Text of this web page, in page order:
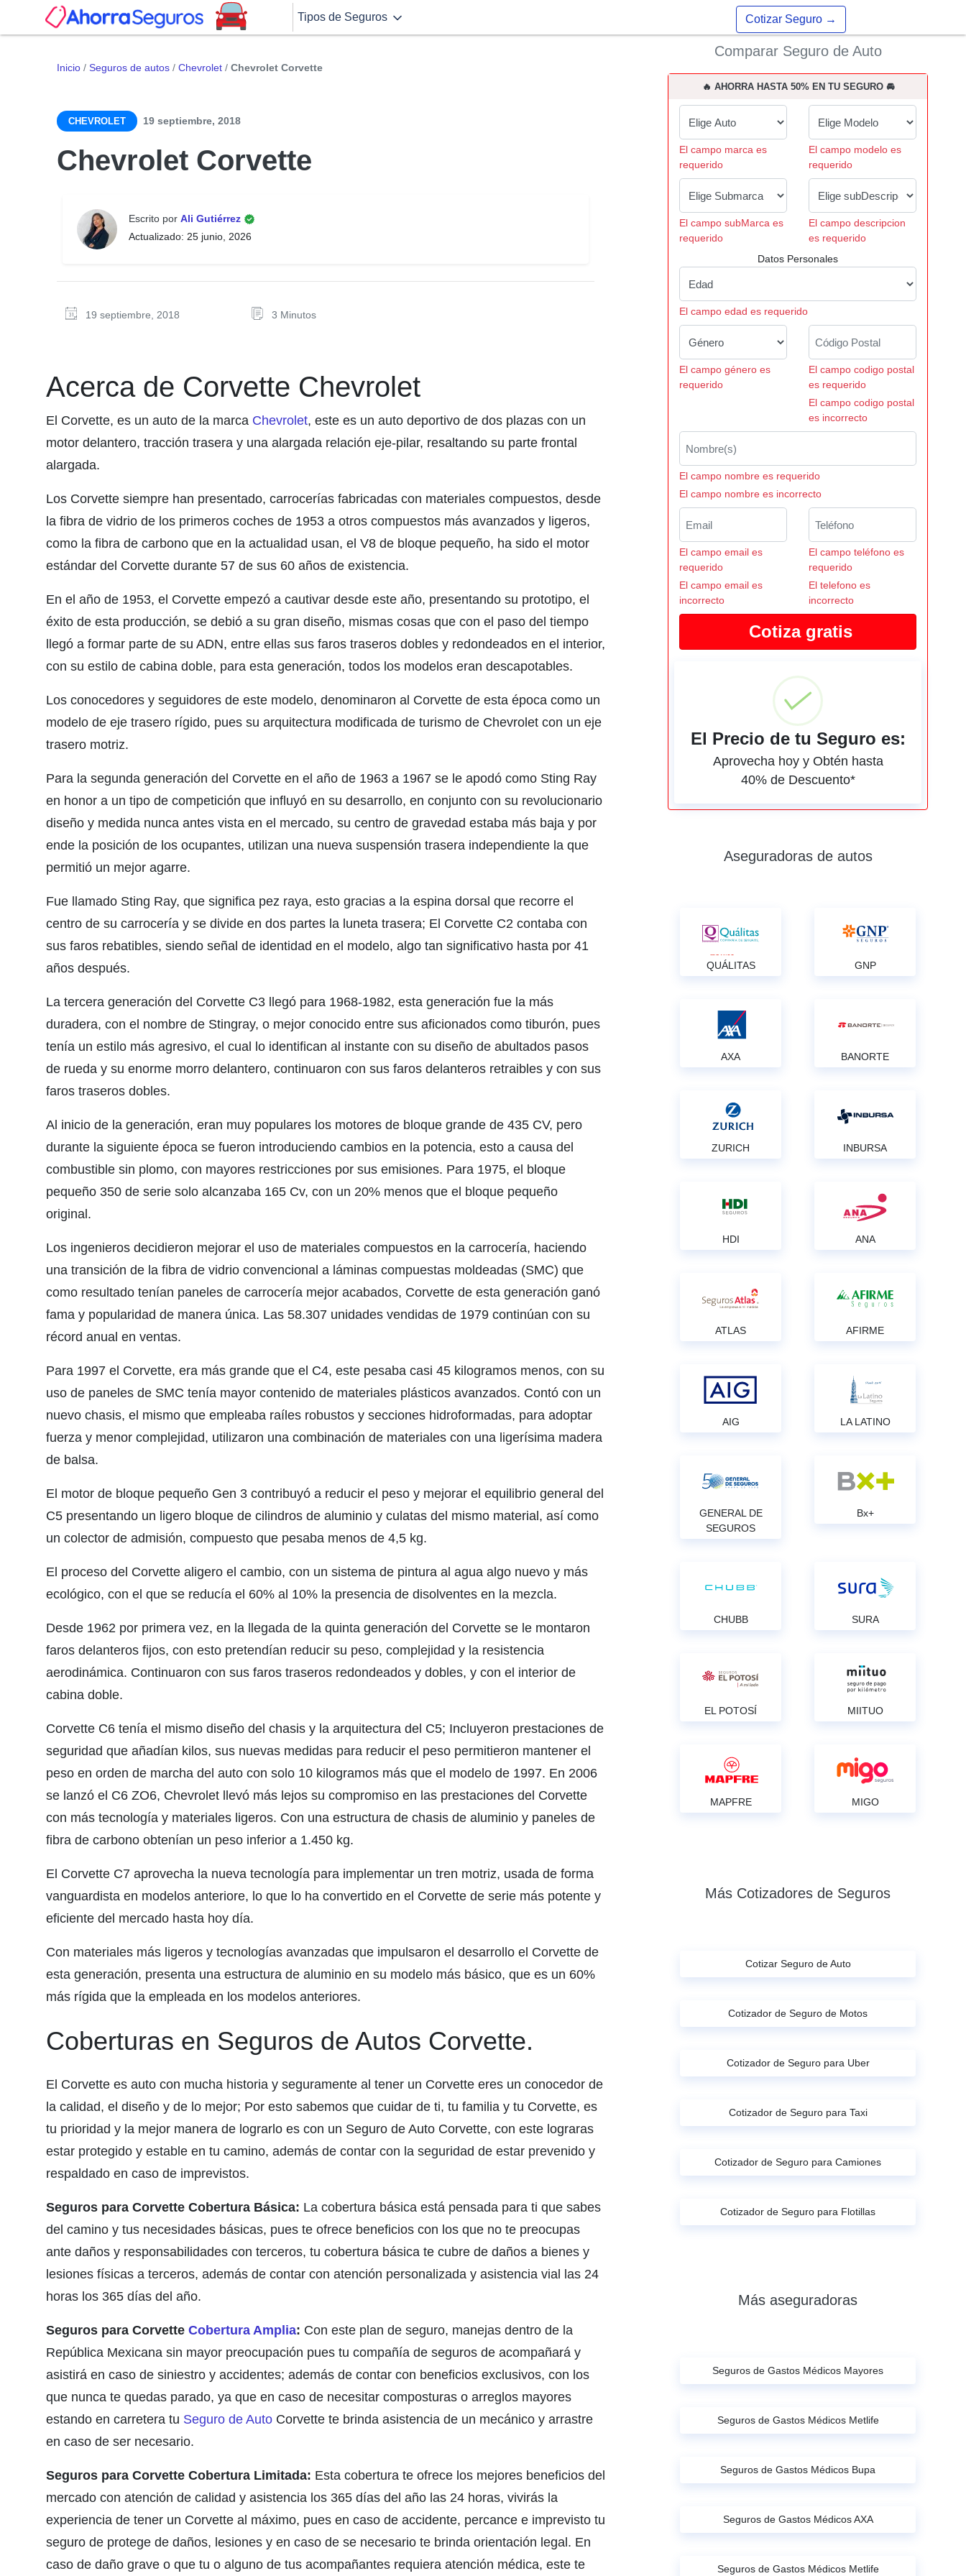
Tipos de Seguros Cotizar Seguro →
Inicio / Seguros de autos / Chevrolet / Chevrolet Corvette
CHEVROLET 19 septiembre, 2018
Chevrolet Corvette
Escrito por Ali Gutiérrez
Actualizado: 25 junio, 2026
19 septiembre, 2018 3 Minutos
Acerca de Corvette Chevrolet
El Corvette, es un auto de la marca Chevrolet, este es un auto deportivo de dos plazas con un
motor delantero, tracción trasera y una alargada relación eje-pilar, resaltando su parte frontal
alargada.
Los Corvette siempre han presentado, carrocerías fabricadas con materiales compuestos, desde
la fibra de vidrio de los primeros coches de 1953 a otros compuestos más avanzados y ligeros,
como la fibra de carbono que en la actualidad usan, el V8 de bloque pequeño, ha sido el motor
estándar del Corvette durante 57 de sus 60 años de existencia.
En el año de 1953, el Corvette empezó a cautivar desde este año, presentando su prototipo, el
éxito de esta producción, se debió a su gran diseño, mismas cosas que con el paso del tiempo
llegó a formar parte de su ADN, entre ellas sus faros traseros dobles y redondeados en el interior,
con su estilo de cabina doble, para esta generación, todos los modelos eran descapotables.
Los conocedores y seguidores de este modelo, denominaron al Corvette de esta época como un
modelo de eje trasero rígido, pues su arquitectura modificada de turismo de Chevrolet con un eje
trasero motriz.
Para la segunda generación del Corvette en el año de 1963 a 1967 se le apodó como Sting Ray
en honor a un tipo de competición que influyó en su desarrollo, en conjunto con su revolucionario
diseño y medida nunca antes vista en el mercado, su centro de gravedad estaba más baja y por
ende la posición de los ocupantes, utilizan una nueva suspensión trasera independiente la que
permitió un mejor agarre.
Fue llamado Sting Ray, que significa pez raya, esto gracias a la espina dorsal que recorre el
centro de su carrocería y se divide en dos partes la luneta trasera; El Corvette C2 contaba con
sus faros rebatibles, siendo señal de identidad en el modelo, algo tan significativo hasta por 41
años después.
La tercera generación del Corvette C3 llegó para 1968-1982, esta generación fue la más
duradera, con el nombre de Stingray, o mejor conocido entre sus aficionados como tiburón, pues
tenía un estilo más agresivo, el cual lo identifican al instante con su diseño de abultados pasos
de rueda y su enorme morro delantero, continuaron con sus faros delanteros retraibles y con sus
faros traseros dobles.
Al inicio de la generación, eran muy populares los motores de bloque grande de 435 CV, pero
durante la siguiente época se fueron introduciendo cambios en la potencia, esto a causa del
combustible sin plomo, con mayores restricciones por sus emisiones. Para 1975, el bloque
pequeño 350 de serie solo alcanzaba 165 Cv, con un 20% menos que el bloque pequeño
original.
Los ingenieros decidieron mejorar el uso de materiales compuestos en la carrocería, haciendo
una transición de la fibra de vidrio convencional a láminas compuestas moldeadas (SMC) que
como resultado tenían paneles de carrocería mejor acabados, Corvette de esta generación ganó
fama y popularidad de manera única. Las 58.307 unidades vendidas de 1979 continúan con su
récord anual en ventas.
Para 1997 el Corvette, era más grande que el C4, este pesaba casi 45 kilogramos menos, con su
uso de paneles de SMC tenía mayor contenido de materiales plásticos avanzados. Contó con un
nuevo chasis, el mismo que empleaba raíles robustos y secciones hidroformadas, para adoptar
fuerza y menor complejidad, utilizaron una combinación de materiales con una ligerísima madera
de balsa.
El motor de bloque pequeño Gen 3 contribuyó a reducir el peso y mejorar el equilibrio general del
C5 presentando un ligero bloque de cilindros de aluminio y culatas del mismo material, así como
un colector de admisión, compuesto que pesaba menos de 4,5 kg.
El proceso del Corvette aligero el cambio, con un sistema de pintura al agua algo nuevo y más
ecológico, con el que se reducía el 60% al 10% la presencia de disolventes en la mezcla.
Desde 1962 por primera vez, en la llegada de la quinta generación del Corvette se le montaron
faros delanteros fijos, con esto pretendían reducir su peso, complejidad y la resistencia
aerodinámica. Continuaron con sus faros traseros redondeados y dobles, y con el interior de
cabina doble.
Corvette C6 tenía el mismo diseño del chasis y la arquitectura del C5; Incluyeron prestaciones de
seguridad que añadían kilos, sus nuevas medidas para reducir el peso permitieron mantener el
peso en orden de marcha del auto con solo 10 kilogramos más que el modelo de 1997. En 2006
se lanzó el C6 ZO6, Chevrolet llevó más lejos su compromiso en las prestaciones del Corvette
con más tecnología y materiales ligeros. Con una estructura de chasis de aluminio y paneles de
fibra de carbono obtenían un peso inferior a 1.450 kg.
El Corvette C7 aprovecha la nueva tecnología para implementar un tren motriz, usada de forma
vanguardista en modelos anteriore, lo que lo ha convertido en el Corvette de serie más potente y
eficiente del mercado hasta hoy día.
Con materiales más ligeros y tecnologías avanzadas que impulsaron el desarrollo el Corvette de
esta generación, presenta una estructura de aluminio en su modelo más básico, que es un 60%
más rígida que la empleada en los modelos anteriores.
Coberturas en Seguros de Autos Corvette.
El Corvette es auto con mucha historia y seguramente al tener un Corvette eres un conocedor de
la calidad, el diseño y de lo mejor; Por esto sabemos que cuidar de ti, tu familia y tu Corvette, es
tu prioridad y la mejor manera de lograrlo es con un Seguro de Auto Corvette, con este lograras
estar protegido y estable en tu camino, además de contar con la seguridad de estar prevenido y
respaldado en caso de imprevistos.
Seguros para Corvette Cobertura Básica: La cobertura básica está pensada para ti que sabes
del camino y tus necesidades básicas, pues te ofrece beneficios con los que no te preocupas
ante daños y responsabilidades con terceros, tu cobertura básica te cubre de daños a bienes y
lesiones físicas a terceros, además de contar con atención personalizada y asistencia vial las 24
horas los 365 días del año.
Seguros para Corvette Cobertura Amplia: Con este plan de seguro, manejas dentro de la
República Mexicana sin mayor preocupación pues tu compañía de seguros de acompañará y
asistirá en caso de siniestro y accidentes; además de contar con beneficios exclusivos, con los
que nunca te quedas parado, ya que en caso de necesitar composturas o arreglos mayores
estando en carretera tu Seguro de Auto Corvette te brinda asistencia de un mecánico y arrastre
en caso de ser necesario.
Seguros para Corvette Cobertura Limitada: Esta cobertura te ofrece los mejores beneficios del
mercado con atención de calidad y asistencia los 365 días del año las 24 horas, vivirás la
experiencia de tener un Corvette al máximo, pues en caso de accidente, percance e imprevisto tu
seguro de protege de daños, lesiones y en caso de se necesario te brinda orientación legal. En
caso de daño grave o que tu o alguno de tus acompañantes requiera atención médica, este te
Comparar Seguro de Auto
🔥 AHORRA HASTA 50% EN TU SEGURO 🚘
El campo marca es
requerido
El campo modelo es
requerido
El campo subMarca es
requerido
El campo descripcion
es requerido
Datos Personales
El campo edad es requerido
El campo género es
requerido
El campo codigo postal
es requerido
El campo codigo postal
es incorrecto
El campo nombre es requerido
El campo nombre es incorrecto
El campo email es
requerido
El campo email es
incorrecto
El campo teléfono es
requerido
El telefono es
incorrecto
El Precio de tu Seguro es:
Aprovecha hoy y Obtén hasta
40% de Descuento*
Aseguradoras de autos
QUÁLITAS GNP
AXA BANORTE
ZURICH INBURSA
HDI ANA
ATLAS AFIRME
AIG LA LATINO
GENERAL DE
SEGUROS
Bx+
CHUBB SURA
EL POTOSÍ MIITUO
MAPFRE MIGO
Más Cotizadores de Seguros
Cotizar Seguro de Auto
Cotizador de Seguro de Motos
Cotizador de Seguro para Uber
Cotizador de Seguro para Taxi
Cotizador de Seguro para Camiones
Cotizador de Seguro para Flotillas
Más aseguradoras
Seguros de Gastos Médicos Mayores
Seguros de Gastos Médicos Metlife
Seguros de Gastos Médicos Bupa
Seguros de Gastos Médicos AXA
Seguros de Gastos Médicos Metlife